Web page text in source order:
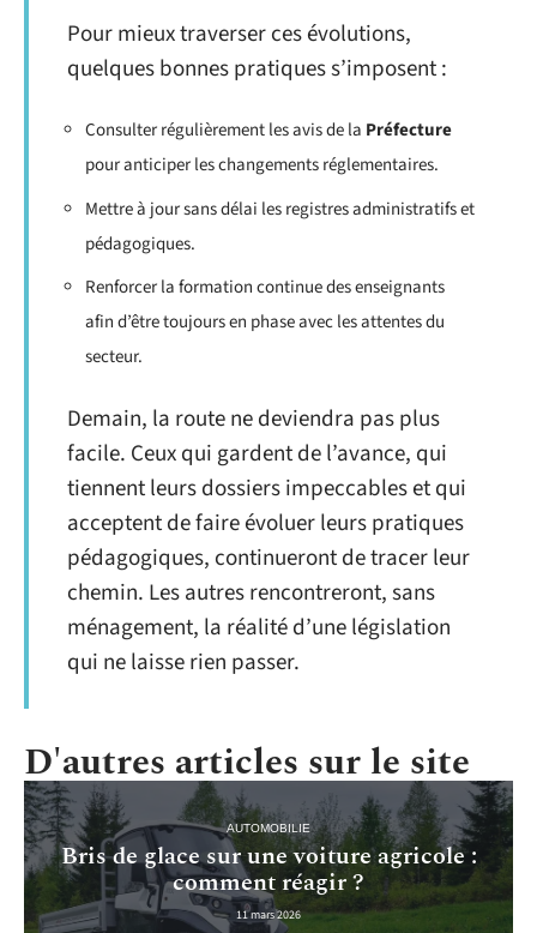
Pour mieux traverser ces évolutions,
quelques bonnes pratiques s’imposent :
Consulter régulièrement les avis de la Préfecture
pour anticiper les changements réglementaires.
Mettre à jour sans délai les registres administratifs et
pédagogiques.
Renforcer la formation continue des enseignants
afin d’être toujours en phase avec les attentes du
secteur.
Demain, la route ne deviendra pas plus
facile. Ceux qui gardent de l’avance, qui
tiennent leurs dossiers impeccables et qui
acceptent de faire évoluer leurs pratiques
pédagogiques, continueront de tracer leur
chemin. Les autres rencontreront, sans
ménagement, la réalité d’une législation
qui ne laisse rien passer.
D'autres articles sur le site
AUTOMOBILIE
Bris de glace sur une voiture agricole :
comment réagir ?
11 mars 2026